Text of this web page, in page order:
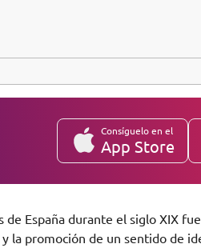
Consíguelo en el
App Store
España durante el siglo XIX
la promoción de un sentido de